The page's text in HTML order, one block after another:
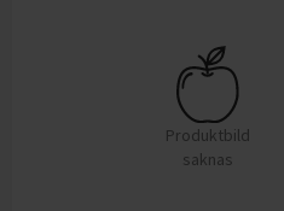
Produktbild
saknas